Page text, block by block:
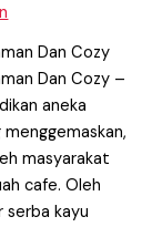
Dan Cozy
Dan Cozy –
aneka
masyarakat
cafe. Oleh
serba kayu